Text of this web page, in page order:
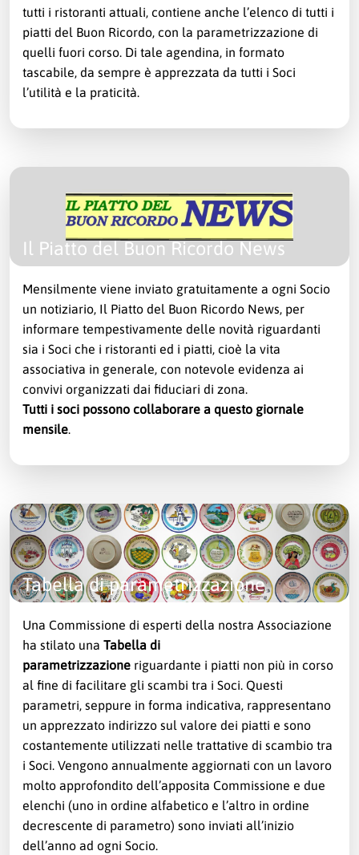
tutti i ristoranti attuali, contiene anche l’elenco di tutti i
piatti del Buon Ricordo, con la parametrizzazione di
quelli fuori corso. Di tale agendina, in formato
tascabile, da sempre è apprezzata da tutti i Soci
l’utilità e la praticità.
Il Piatto del Buon Ricordo News
Mensilmente viene inviato gratuitamente a ogni Socio
un notiziario, Il Piatto del Buon Ricordo News, per
informare tempestivamente delle novità riguardanti
sia i Soci che i ristoranti ed i piatti, cioè la vita
associativa in generale, con notevole evidenza ai
convivi organizzati dai fiduciari di zona.
Tutti i soci possono collaborare a questo giornale
mensile.
Tabella di parametrizzazione
Una Commissione di esperti della nostra Associazione
ha stilato una Tabella di
parametrizzazione riguardante i piatti non più in corso
al fine di facilitare gli scambi tra i Soci. Questi
parametri, seppure in forma indicativa, rappresentano
un apprezzato indirizzo sul valore dei piatti e sono
costantemente utilizzati nelle trattative di scambio tra
i Soci. Vengono annualmente aggiornati con un lavoro
molto approfondito dell’apposita Commissione e due
elenchi (uno in ordine alfabetico e l’altro in ordine
decrescente di parametro) sono inviati all’inizio
dell’anno ad ogni Socio.